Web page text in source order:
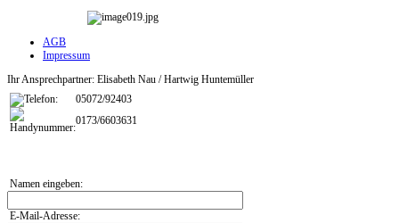
AGB
Impressum
Ihr Ansprechpartner: Elisabeth Nau / Hartwig Huntemüller
05072/92403
0173/6603631
Namen eingeben:
E-Mail-Adresse: